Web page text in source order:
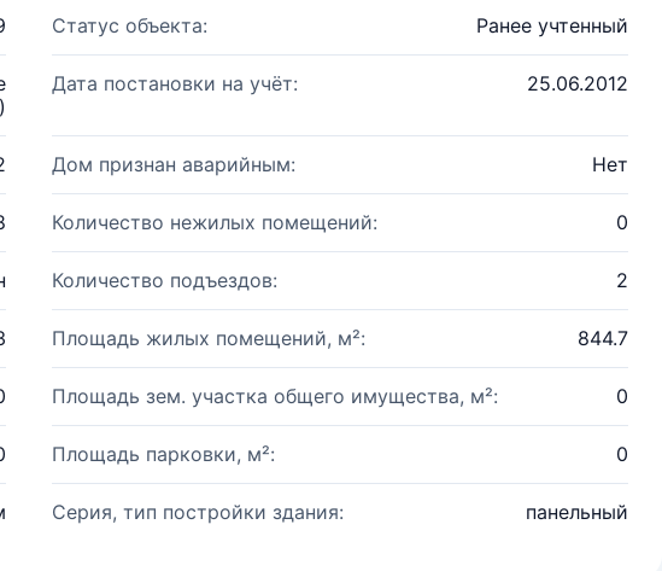
Статус объекта: Ранее учтенный
Дата постановки на учёт: 25.06.2012
Дом признан аварийным: Нет
Количество нежилых помещений: 0
Количество подъездов: 2
Площадь жилых помещений, м²: 844.7
Площадь зем. участка общего имущества, м²: 0
Площадь парковки, м²: 0
Серия, тип постройки здания: панельный